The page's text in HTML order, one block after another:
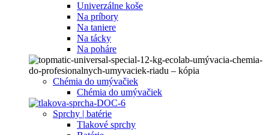
Univerzálne koše
Na príbory
Na taniere
Na tácky
Na poháre
Chémia do umývačiek
Chémia do umývačiek
Sprchy | batérie
Tlakové sprchy